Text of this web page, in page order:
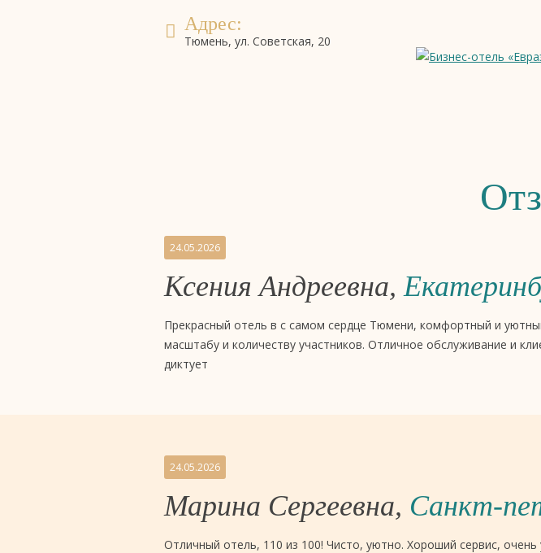
Адрес:
Тюмень, ул. Советская, 20
Отзывы
на
бизнес-
отель
звезды
«Евразия»,
Тюмень
24.05.2026
Ксения Андреевна,
Прекрасный отель в с самом сердце Тюмени, комфортный и
масштабу и количеству участников. Отличное обслуживание и
диктует
24.05.2026
Марина Сергеевна, Санкт-
Отличный отель, 110 из 100! Чисто, уютно. Хороший сервис,